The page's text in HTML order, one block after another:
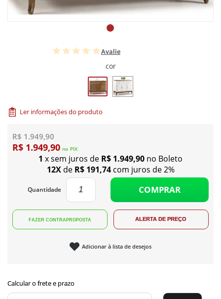
Avalie
cor
Ler informações do produto
R$ 1.949,90
R$ 1.949,90 no PIX
1 x sem juros de R$ 1.949,90 no Boleto
12Xde R$ 191,74 com juros de 2%
Quantidade COMPRAR
Adicionar à lista de desejos